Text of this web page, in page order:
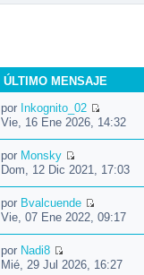
ÚLTIMO MENSAJE
por Inkognito_02
Vie, 16 Ene 2026, 14:32
por Monsky
Dom, 12 Dic 2021, 17:03
por Bvalcuende
Vie, 07 Ene 2022, 09:17
por Nadi8
Mié, 29 Jul 2026, 16:27